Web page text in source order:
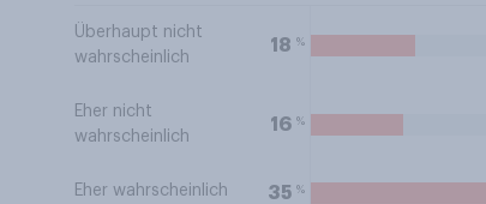
Überhaupt nicht
wahrscheinlich
18 %
Eher nicht
wahrscheinlich
16 %
Eher wahrscheinlich 35 %